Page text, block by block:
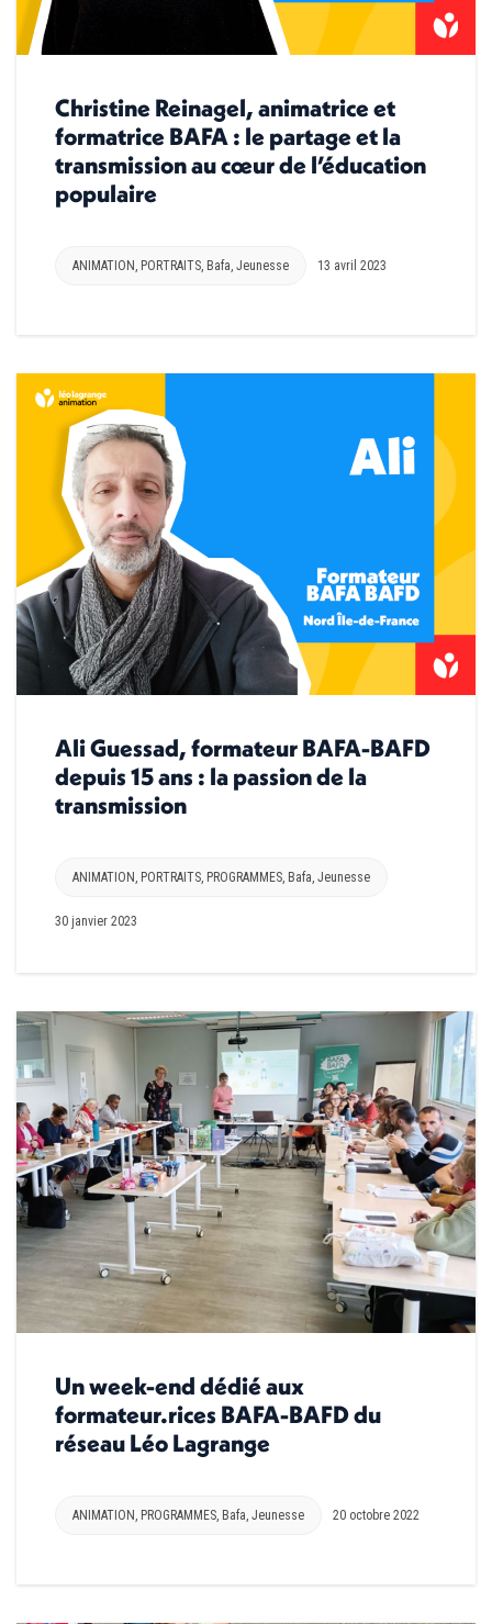
Christine Reinagel, animatrice et
formatrice BAFA : le partage et la
transmission au cœur de l’éducation
populaire
ANIMATION , PORTRAITS, Bafa, Jeunesse 13 avril 2023
Ali Guessad, formateur BAFA-BAFD
depuis 15 ans : la passion de la
transmission
ANIMATION PORTRAITS PROGRAMMES Bafa Jeunesse
30 janvier 2023
Un week-end dédié aux
formateur.rices BAFA-BAFD du
réseau Léo Lagrange
ANIMATION PROGRAMMES Bafa Jeunesse 20 octobre 2022